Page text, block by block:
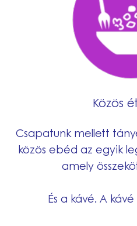
Közös
Csapatunk mellett
közös ebéd az egyik
amely
És a kávé. A